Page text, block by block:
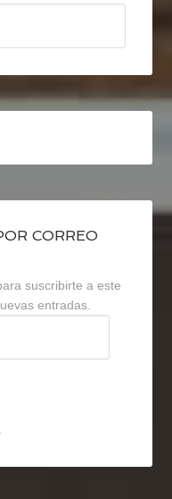
CORREO
suscribirte a este
entradas.